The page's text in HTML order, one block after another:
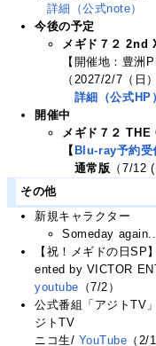
詳細（公式note）
今後の予定
メギド７２
【開催地：豊洲
（2027/2/7（日）
詳細（公式HP）
開催中
メギド７２ THE
【Blu-ray予約受
通常版 （7/12
その他
新規キャラクター
Someday again...
【祝！メギドの日
ented by VICTOR
youtube （7/2）
公式番組「アジトTV
ジトTV
ニコ生/ YouTube （2/